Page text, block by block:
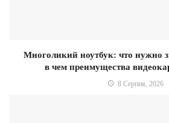
Многоликий ноутбук: что нужно
в чем преимущества
8 Серпня, 2026